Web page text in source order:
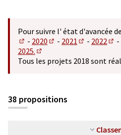
Pour suivre l' état d'avancée
(S'ouvre dans un nouvel onglet)
- 2020
(S'ouvre dans un
- 2021
(S'ouvre
- 2022 -
2025.
(S'ouvre dans un nouvel
Tous les projets 2018 sont
38 propositions